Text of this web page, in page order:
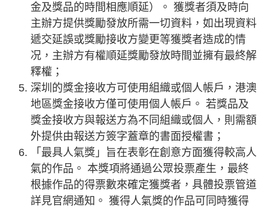
金及獎品的時間相應順延）。 獲獎者須及時向
主辦方提供獎勵發放所需一切資料，如出現資料
遞交延誤或獎勵接收方變更等獲獎者造成的情
况，主辦方有權順延獎勵發放時間並擁有最終解
釋權；
深圳的獎金接收方可使用組織或個人帳戶，港澳
地區獎金接收方僅可使用個人帳戶。 若獎品及
獎金接收方與報送方為不同組織或個人，則需額
外提供由報送方簽字蓋章的書面授權書；
「最具人氣獎」旨在表彰在創意方面獲得較高人
氣的作品。 本獎項將通過公眾投票產生，最終
根據作品的得票數來確定獲獎者，具體投票管道
詳見官網通知。 獲得人氣獎的作品可同時獲得